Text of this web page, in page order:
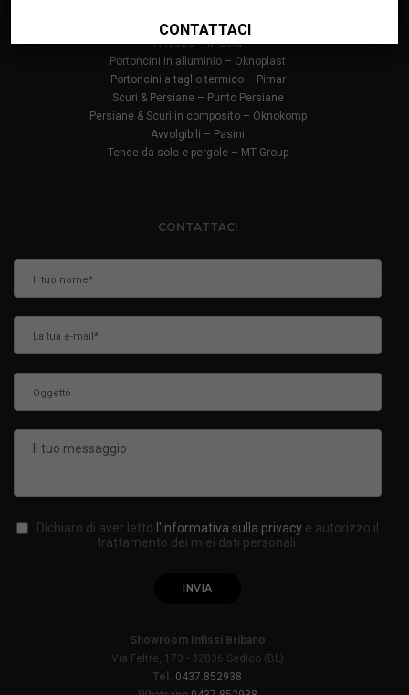
Finestre in alluminio – Oknoplast
Finestre – M Sora
Portoncini in alluminio – Oknoplast
Portoncini a taglio termico – Pirnar
Scuri & Persiane – Punto Persiane
Persiane & Scuri in composito – Oknokomp
Avvolgibili – Pasini
Tende da sole e pergole – MT Group
CONTATTACI
Dichiaro di aver letto l'informativa sulla privacy e autorizzo il
trattamento dei miei dati personali.
Showroom Infissi Bribano
Via Feltre, 173 - 32036 Sedico (BL)
Tel. 0437.852938
CONTATTACI